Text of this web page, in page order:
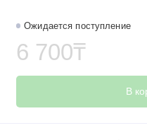
Ожидается поступление
6 700₸
В